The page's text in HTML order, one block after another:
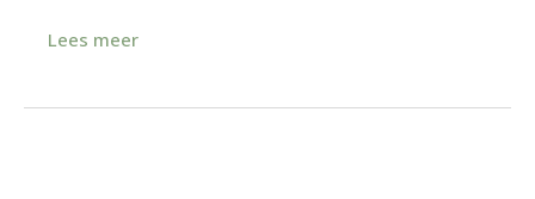
Lees meer